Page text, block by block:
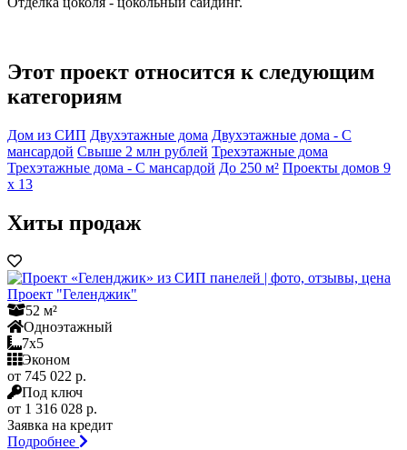
Этот проект относится к следующим
категориям
Дом из СИП Двухэтажные дома Двухэтажные дома - С
мансардой Свыше 2 млн рублей Трехэтажные дома
Трехэтажные дома - С мансардой До 250 м² Проекты домов 9
x 13
Хиты продаж
Проект "Геленджик"
52 м²
Одноэтажный
7x5
Эконом
от 745 022 р.
Под ключ
от 1 316 028 р.
Заявка на кредит
Подробнее